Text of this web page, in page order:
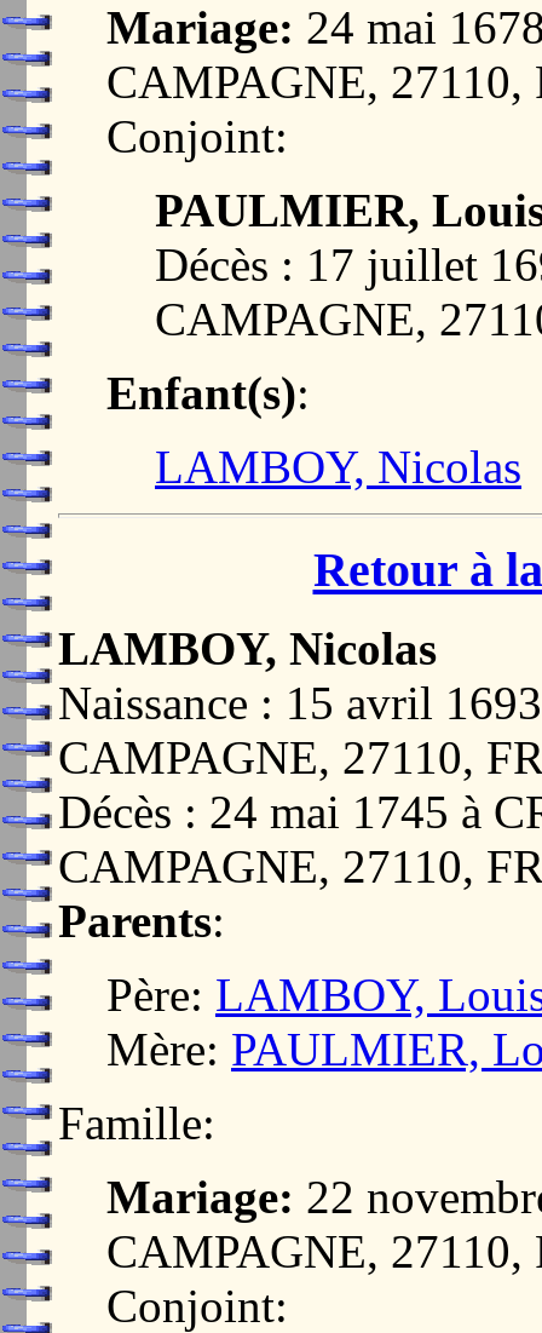
Mariage: 24 mai
CAMPAGNE, 27110,
Conjoint:
PAULMIER,
Décès : 17 juillet
CAMPAGNE,
Enfant(s):
LAMBOY, Nicolas
Retour à
LAMBOY, Nicolas
Naissance : 15 avril
CAMPAGNE, 27110,
Décès : 24 mai 1745 à
CAMPAGNE, 27110,
Parents:
Père: LAMBOY,
Mère: PAULMIER,
Famille:
Mariage: 22
CAMPAGNE, 27110,
Conjoint: